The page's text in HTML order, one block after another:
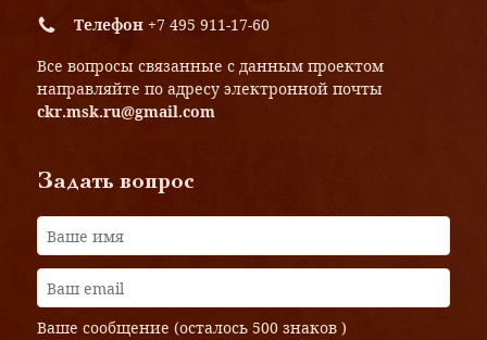
Телефон +7 495 911-17-60
Все вопросы связанные с данным проектом
направляйте по адресу электронной почты
ckr.msk.ru@gmail.com
Задать вопрос
Ваше сообщение (осталось 500 знаков )